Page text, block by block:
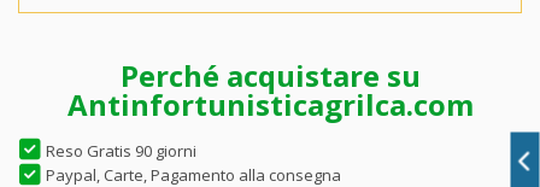
Perché acquistare su
Antinfortunisticagrilca.com
Reso Gratis 90 giorni
Paypal, Carte, Pagamento alla consegna